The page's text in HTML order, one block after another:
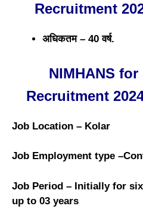
Recruitment
अधिकतम – 40 वर्ष.
NIMHANS
Recruitment
Job Location – Kolar
Job Employment type
Job Period – Initially for
up to 03 years